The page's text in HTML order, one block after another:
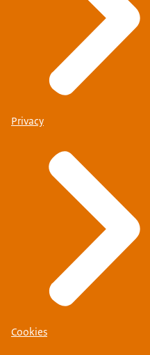
Privacy
Cookies